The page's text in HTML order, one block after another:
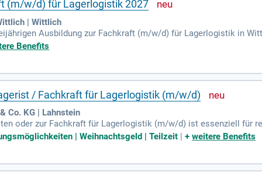
(m/w/d) für Lagerlogistik 2027
| Wittlich
Ausbildung zur Fachkraft (m/w/d) für Lagerlogistik in
Ausbildung lernst du die Grundlagen der Logistik und erhältst
die Kommissionierung und Verpackung von Gütern sowie
Kenntnisse über Inventuren und die Analyse von
Praktika im relevanten Bereich. Bewirb dich jetzt und starte durch!
Benefits
/ Fachkraft für Lagerlogistik (m/w/d)
Co. KG | Lahnstein
oder zur Fachkraft für Lagerlogistik (m/w/d) ist essenziell für
rechtzeitig beim Kunden ankommen. Diese vielseitige
und einen kühlen Kopf. In der Ausbildung lernst du
Planung und Organisation stehen im Fokus. Werde Teil
der Logistikbranche!
| Weihnachtsgeld | Teilzeit |+weitere Benefits